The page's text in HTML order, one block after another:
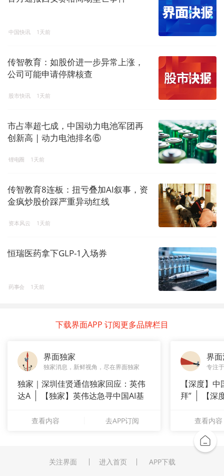
中国快讯 1天前
传智教育：如股价进一步异常上涨，
公司可能申请停牌核查
股市快讯 1天前
市占率超七成，中国动力电池军团再
创新高 | 动力电池排名⑥
锂电圈 1天前
传智教育8连板：扭亏叠加AI叙事，资
金疯炒股价踩严重异动红线
资本风云 1天前
恒瑞医药拿下GLP-1入场券
药事会 1天前
下载界面APP 订阅更多品牌栏目
界面独家
独家消息，新鲜视角，尽在界面独家
独家｜深圳佳贤通信独家回应：英伟
达A
【独家】英伟达急寻中国AI基
查看内容 去APP订阅
界
专注
【深度】
拜”
【
查看内容
关注界面 进入首页 APP下载